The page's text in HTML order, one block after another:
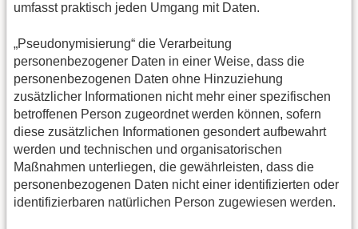
umfasst praktisch jeden Umgang mit Daten.
„Pseudonymisierung“ die Verarbeitung
personenbezogener Daten in einer Weise, dass die
personenbezogenen Daten ohne Hinzuziehung
zusätzlicher Informationen nicht mehr einer spezifischen
betroffenen Person zugeordnet werden können, sofern
diese zusätzlichen Informationen gesondert aufbewahrt
werden und technischen und organisatorischen
Maßnahmen unterliegen, die gewährleisten, dass die
personenbezogenen Daten nicht einer identifizierten oder
identifizierbaren natürlichen Person zugewiesen werden.